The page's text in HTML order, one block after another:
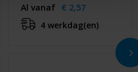
Al vanaf € 2,57
4 werkdag(en)